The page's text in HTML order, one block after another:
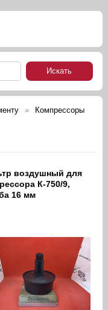
Компрессоры
воздушный для
К-750/9,
16 мм